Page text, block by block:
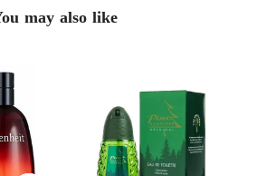
may also like